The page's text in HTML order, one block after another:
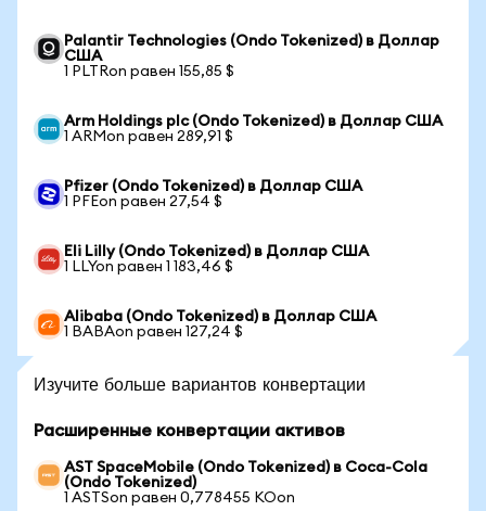
Palantir Technologies (Ondo Tokenized) в Доллар
США
1 PLTRon равен 155,85 $
Arm Holdings plc (Ondo Tokenized) в Доллар США
1 ARMon равен 289,91 $
Pfizer (Ondo Tokenized) в Доллар США
1 PFEon равен 27,54 $
Eli Lilly (Ondo Tokenized) в Доллар США
1 LLYon равен 1 183,46 $
Alibaba (Ondo Tokenized) в Доллар США
1 BABAon равен 127,24 $
Изучите больше вариантов конвертации
Расширенные конвертации активов
AST SpaceMobile (Ondo Tokenized) в Coca-Cola
(Ondo Tokenized)
1 ASTSon равен 0,778455 KOon